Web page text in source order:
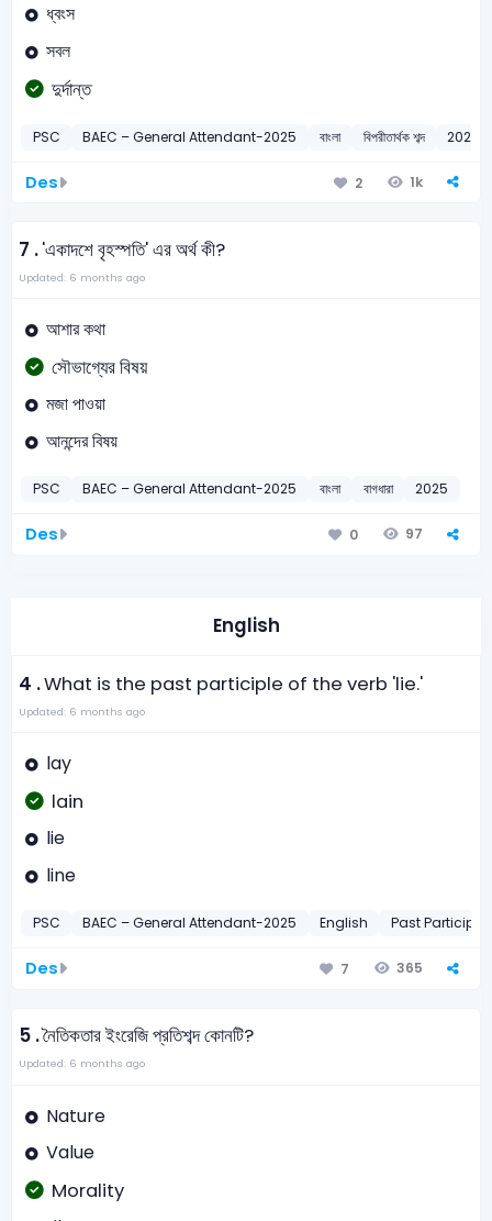
ধ্বংস
সবল
দুর্দান্ত
PSC BAEC – General Attendant-2025 বাংলা বিপরীতার্থক শব্দ 2025
Des 2 1k
7 .'একাদশে বৃহস্পতি' এর অর্থ কী?
Updated: 6 months ago
আশার কথা
সৌভাগ্যের বিষয়
মজা পাওয়া
আনন্দের বিষয়
PSC BAEC – General Attendant-2025 বাংলা বাগধারা 2025
Des 0 97
English
4 .What is the past participle of the verb 'lie.'
Updated: 6 months ago
lay
lain
lie
line
PSC BAEC – General Attendant-2025 English Past Participle
Des 7 365
5 .নৈতিকতার ইংরেজি প্রতিশব্দ কোনটি?
Updated: 6 months ago
Nature
Value
Morality